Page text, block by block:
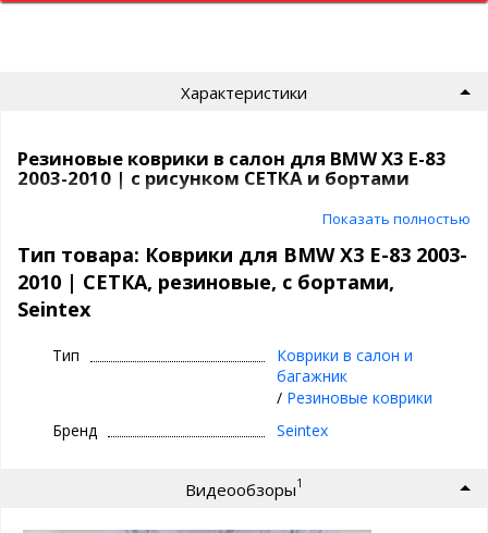
Характеристики
Резиновые коврики в салон для BMW X3 E-83
2003-2010 | с рисунком СЕТКА и бортами
Ковры в машину Seintex с рисунком
СЕТКА и бортами | Премиум, резиновые
⊕ рисунок СЕТКА - идеален для сбора грязи,
пыли и воды, предотвращает вытекание
коврики, то ничего не прольется мимо!
⊕ имеют увеличенные бортики
⊕ надежно фиксируются, так как сделаны под
геометрию пола авто
⊕ используются каждый день круглый год -
Показать полностью
Тип товара: Коврики для BMW X3 E-83 2003-
2010 | СЕТКА, резиновые, с бортами,
Seintex
Тип
Коврики в салон и
багажник
/ Резиновые коврики
Бренд
Seintex
Видеообзоры1